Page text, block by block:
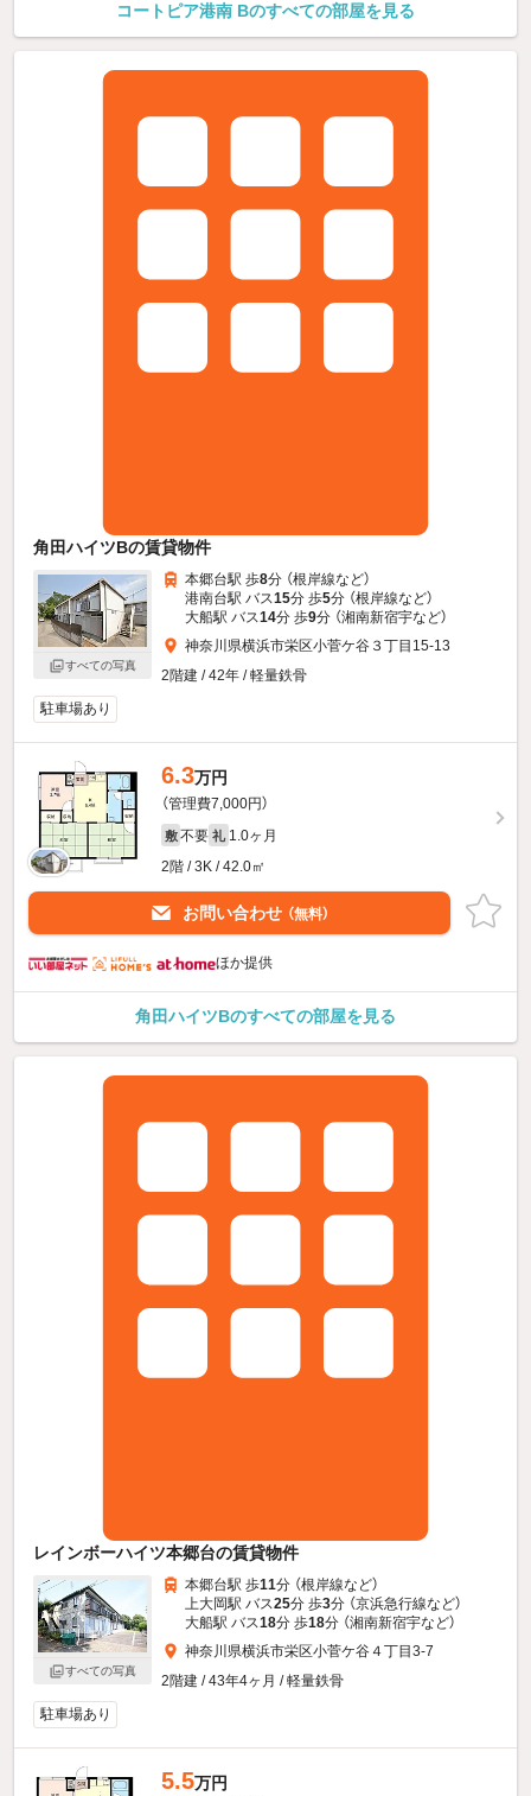
コートピア港南 Bのすべての部屋を見る
角田ハイツBの賃貸物件
すべての写真
本郷台駅 歩8分 （根岸線など）
港南台駅 バス15分 歩5分 （根岸線など）
大船駅 バス14分 歩9分 （湘南新宿宇など）
神奈川県横浜市栄区小菅ケ谷３丁目15-13
2階建 / 42年 / 軽量鉄骨
駐車場あり
6.3万円
（管理費7,000円）
敷 不要 礼 1.0ヶ月
2階 / 3K / 42.0㎡
お問い合わせ （無料）
ほか提供
角田ハイツBのすべての部屋を見る
レインボーハイツ本郷台の賃貸物件
すべての写真
本郷台駅 歩11分 （根岸線など）
上大岡駅 バス25分 歩3分 （京浜急行線など）
大船駅 バス18分 歩18分 （湘南新宿宇など）
神奈川県横浜市栄区小菅ケ谷４丁目3-7
2階建 / 43年4ヶ月 / 軽量鉄骨
駐車場あり
5.5万円